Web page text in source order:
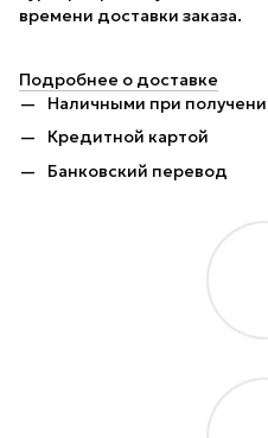
времени доставки заказа.
Подробнее о доставке
Наличными при
Кредитной картой
Банковский перевод